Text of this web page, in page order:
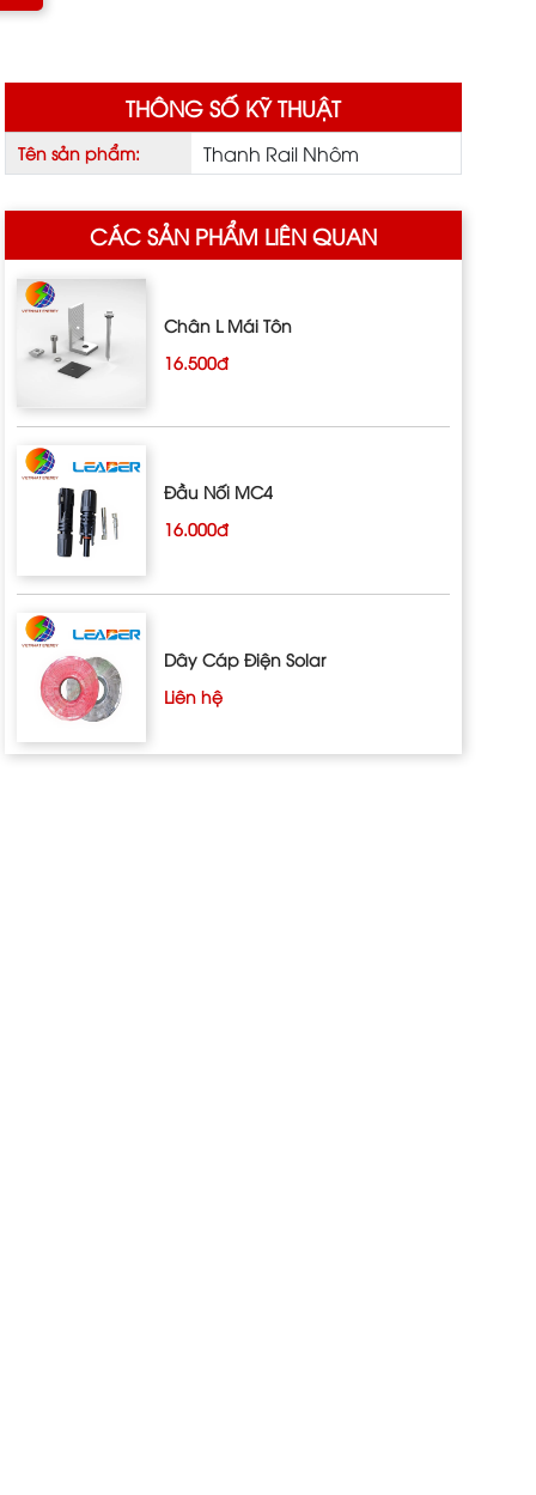
THÔNG SỐ KỸ THUẬT
Tên sản phẩm: Thanh Rail Nhôm
CÁC SẢN PHẨM LIÊN QUAN
Chân L Mái Tôn
16.500đ
Đầu Nối MC4
16.000đ
Dây Cáp Điện Solar
Liên hệ